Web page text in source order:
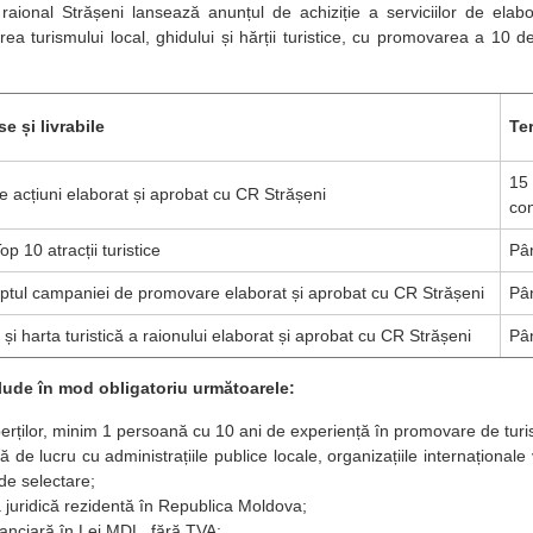
Strășeni lansează anunțul de achiziție a serviciilor de
turismului local, ghidului și hărții turistice, cu promovarea a 10
și livrabile
acțiuni elaborat și aprobat cu CR Strășeni
15
10 atracții turistice
campaniei de promovare elaborat și aprobat cu CR Strășeni
și harta turistică a raionului elaborat și aprobat cu CR Strășeni
în mod obligatoriu următoarele:
minim 1 persoană cu 10 ani de experiență în promovare de
de lucru cu administrațiile publice locale, organizațiile
selectare;
juridică rezidentă în Republica Moldova;